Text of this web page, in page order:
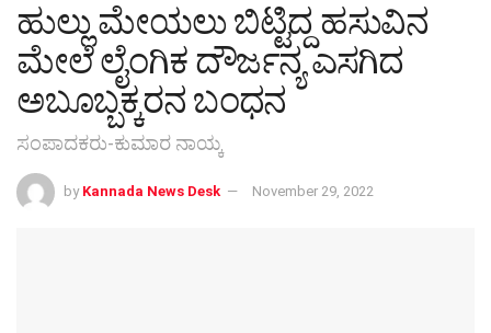
ಹುಲ್ಲು ಮೇಯಲು ಬಿಟ್ಟಿದ್ದ ಹಸುವಿನ
ಮೇಲೆ ಲೈಂಗಿಕ ದೌರ್ಜನ್ಯ ಎಸಗಿದ
ಅಬೂಬ್ಬಕ್ಕ‌ರನ ಬಂಧನ
ಸಂಪಾದಕರು-ಕುಮಾರ ನಾಯ್ಕ
by Kannada News Desk November 29, 2022